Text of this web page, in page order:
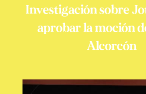
Investigación sobre
aprobar la moción
Alcorcón